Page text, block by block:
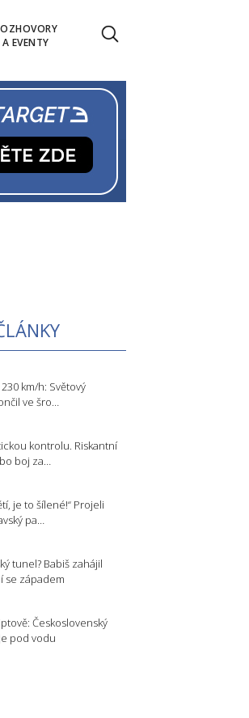
A EVENTY
km/h: Světový
ve šro…
kontrolu. Riskantní
boj za…
je to šílené!“ Projeli
pa…
tunel? Babiš zahájil
se západem
Československý
pod vodu